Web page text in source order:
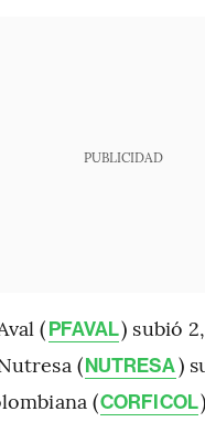
PUBLICIDAD
(PFAVAL) subió
(NUTRESA)
(CORFICOL